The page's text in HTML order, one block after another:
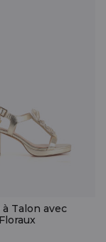
à Talon avec